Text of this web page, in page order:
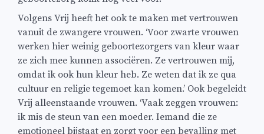
Volgens Vrij heeft het ook te maken met vertrouwen
vanuit de zwangere vrouwen. ‘Voor zwarte vrouwen
werken hier weinig geboortezorgers van kleur waar
ze zich mee kunnen associëren. Ze vertrouwen mij,
omdat ik ook hun kleur heb. Ze weten dat ik ze qua
cultuur en religie tegemoet kan komen.’ Ook begeleidt
Vrij alleenstaande vrouwen. ‘Vaak zeggen vrouwen:
ik mis de steun van een moeder. Iemand die ze
emotioneel bijstaat en zorgt voor een bevalling met